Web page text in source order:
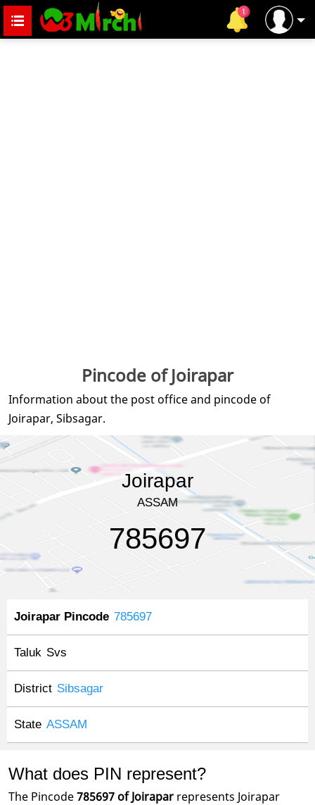
Pincode of Joirapar
Information about the post office and pincode of
Joirapar, Sibsagar.
Joirapar
ASSAM
785697
Joirapar Pincode 785697
Taluk Svs
District Sibsagar
State ASSAM
What does PIN represent?
The Pincode785697 of Joirapar represents Joirapar